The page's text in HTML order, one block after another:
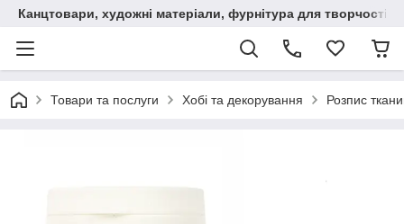
Канцтовари, художні матеріали, фурнітура для творчості
Товари та послуги Хобі та декорування Розпис